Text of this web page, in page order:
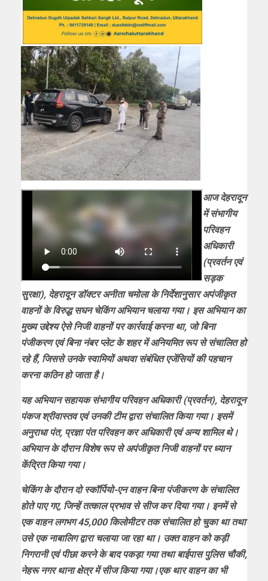
आज देहरादून
में संभागीय
परिवहन
अधिकारी
(प्रवर्तन एवं
सड़क
सुरक्षा), देहरादून डॉक्टर अनीता चमोला के निर्देशानुसार अपंजीकृत
वाहनों के विरुद्ध सघन चेकिंग अभियान चलाया गया। इस अभियान का
मुख्य उद्देश्य ऐसे निजी वाहनों पर कार्रवाई करना था, जो बिना
पंजीकरण एवं बिना नंबर प्लेट के शहर में अनियमित रूप से संचालित हो
रहे हैं, जिससे उनके स्वामियों अथवा संबंधित एजेंसियों की पहचान
करना कठिन हो जाता है।
यह अभियान सहायक संभागीय परिवहन अधिकारी (प्रवर्तन), देहरादून
पंकज श्रीवास्तव एवं उनकी टीम द्वारा संचालित किया गया। इसमें
अनुराधा पंत, प्रज्ञा पंत परिवहन कर अधिकारी एवं अन्य शामिल थे।
अभियान के दौरान विशेष रूप से अपंजीकृत निजी वाहनों पर ध्यान
केंद्रित किया गया।
चेकिंग के दौरान दो स्कॉर्पियो-एन वाहन बिना पंजीकरण के संचालित
होते पाए गए, जिन्हें तत्काल प्रभाव से सीज कर दिया गया। इनमें से
एक वाहन लगभग 45,000 किलोमीटर तक संचालित हो चुका था तथा
उसे एक नाबालिग द्वारा चलाया जा रहा था। उक्त वाहन को कड़ी
निगरानी एवं पीछा करने के बाद पकड़ा गया तथा बाईपास पुलिस चौकी,
नेहरू नगर थाना क्षेत्र में सीज किया गया।एक थार वाहन का भी